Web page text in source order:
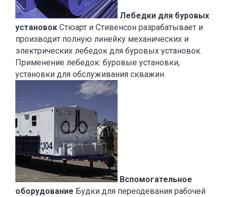
Лебедки для буровых
установок Стюарт и Стивенсон разрабатывает и
производит полную линейку механических и
электрических лебедок для буровых установок.
Применение лебедок: буровые установки,
установки для обслуживания скважин.
Вспомогательное
оборудование Будки для переодевания рабочей